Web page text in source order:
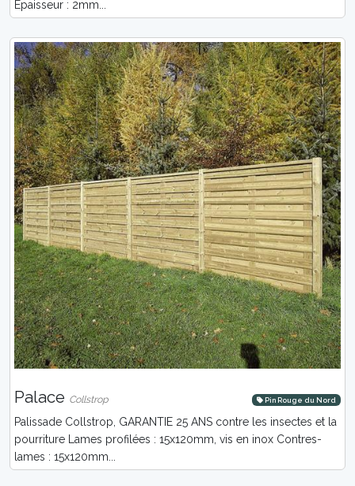
Epaisseur : 2mm...
Palace Collstrop Pin Rouge du Nord
Palissade Collstrop, GARANTIE 25 ANS contre les insectes et la
pourriture Lames profilées : 15x120mm, vis en inox Contres-
lames : 15x120mm...